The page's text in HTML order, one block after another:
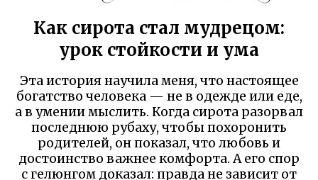
Как сирота стал мудрецом:
урок стойкости и ума
Эта история научила меня, что настоящее
богатство человека — не в одежде или еде,
а в умении мыслить. Когда сирота разорвал
последнюю рубаху, чтобы похоронить
родителей, он показал, что любовь и
достоинство важнее комфорта. А его спор
с гелюнгом доказал: правда не зависит от